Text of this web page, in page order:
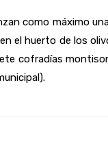
como máximo
huerto de los
cofradías